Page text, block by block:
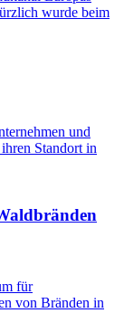
wurde beim
und
Standort in
für
von Bränden in